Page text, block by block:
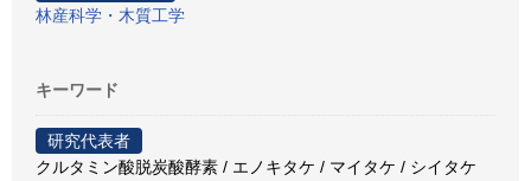
林産科学・木質工学
キーワード
研究代表者
クルタミン酸脱炭酸酵素 / エノキタケ / マイタケ / シイタケ